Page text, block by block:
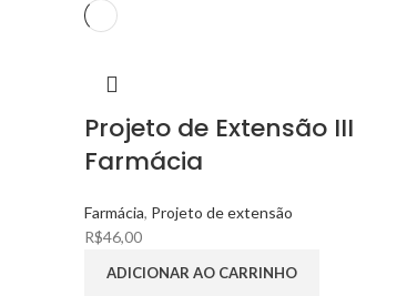
Projeto de Extensão III
Farmácia
Farmácia, Projeto de extensão
R$46,00
ADICIONAR AO CARRINHO